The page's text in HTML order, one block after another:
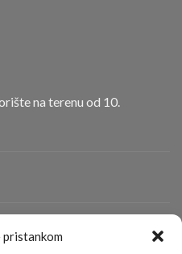
na terenu od 10.
i odvozu komunalnog